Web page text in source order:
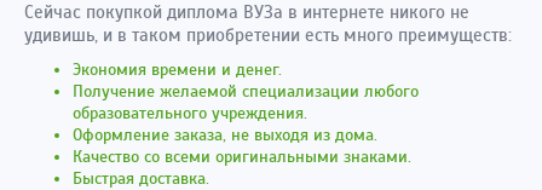
Сейчас покупкой диплома ВУЗа в интернете никого не
удивишь, и в таком приобретении есть много преимуществ:
Экономия времени и денег.
Получение желаемой специализации любого
образовательного учреждения.
Оформление заказа, не выходя из дома.
Качество со всеми оригинальными знаками.
Быстрая доставка.